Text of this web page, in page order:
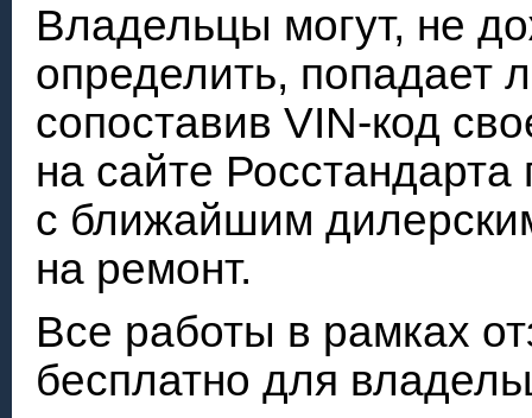
Владельцы могут, не
определить, попадает
сопоставив VIN-код
на сайте Росстандарта
с ближайшим
на ремонт.
Все работы в рамках
бесплатно для